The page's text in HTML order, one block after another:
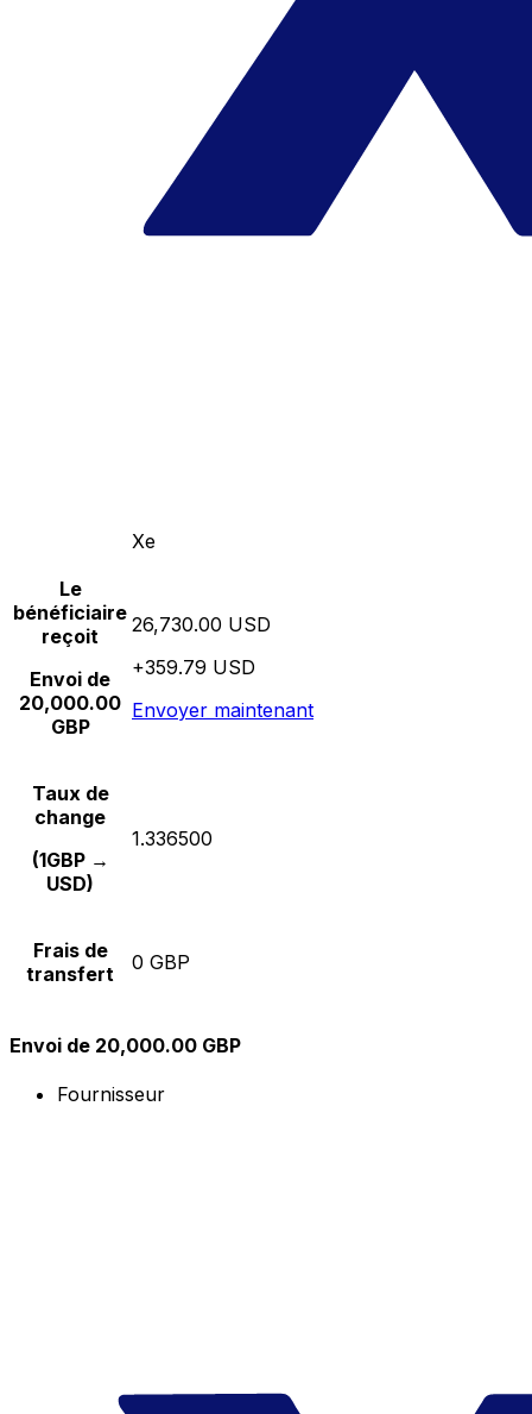
Xe
Le
bénéficiaire
reçoit
Envoi de
20,000.00
GBP
26,730.00 USD
+359.79 USD
Envoyer maintenant
Taux de
change
(1GBP →
USD)
1.336500
Frais de
transfert
0 GBP
Envoi de 20,000.00 GBP
Fournisseur